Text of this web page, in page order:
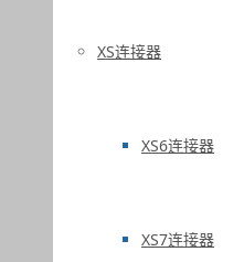
XS连接器
XS6连接器
XS7连接器